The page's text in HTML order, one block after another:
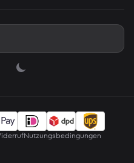
Nutzungsbedingungen